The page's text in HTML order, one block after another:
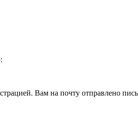
Вам на почту отправлено